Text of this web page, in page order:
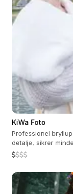
KiWa Foto
Professionel
detalje, sikrer